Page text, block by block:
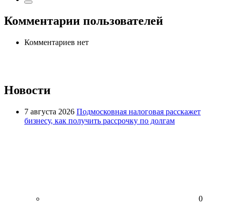
Комментарии пользователей
Комментариев нет
Новости
7 августа 2026 Подмосковная налоговая расскажет
бизнесу, как получить рассрочку по долгам
0